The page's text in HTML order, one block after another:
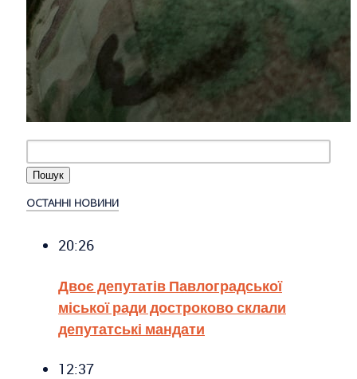
ОСТАННІ НОВИНИ
20:26
Двоє депутатів Павлоградської
міської ради достроково склали
депутатські мандати
12:37